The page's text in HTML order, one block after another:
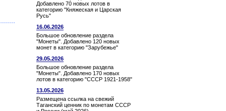
Добавлено 70 новых лотов в
категорию "Княжеская и Царская
Русь"
16.06.2026
Большое обновление раздела
"Монеты". Добавлено 120 новых
монет в категорию "Зарубежье"
29.05.2026
Большое обновление раздела
"Монеты". Добавлено 170 новых
лотов в категорию "СССР 1921-1958"
13.05.2026
Размещена ссылка на свежий
Таганский ценник по монетам СССР